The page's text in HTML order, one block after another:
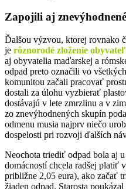
Zapojili aj
Ďalšou výzvou, ktorej rovnako
je rôznorodé zloženie
aj obyvatelia maďarskej a
odpad preto označili vo
komunitou začali pracovať
dostali za úlohu vyzbierať
dostávajú v lete zmrzlinu a v
zo znevýhodnených skupín
odmenu musia najprv niečo
dospelosti pri rozvoji ďalších
Neochota triediť odpad bola aj
domácností chcela radšej platiť
približne 2,05 eura), ako začať
žiaden odpad. Starosta